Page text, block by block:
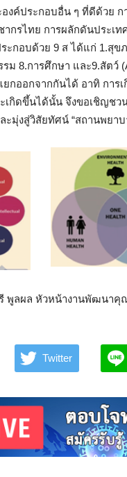
องค์ประกอบอื่น ๆ ที่ดีด้วย
กรไทย การผลักดันประเ
ะกอบด้วย 9 ส ได้แก่ 1.สุ
ม 8.การศึกษา และ9.สัตว์
กออกจากกันได้ อาทิ การ
กิดขึ้นได้นั้น จึงขอเชิญชว
ละมุ่งสู่วิสัยทัศน์ “สถานพ
พูลผล หัวหน้างานพัฒนาคุ
Twitter